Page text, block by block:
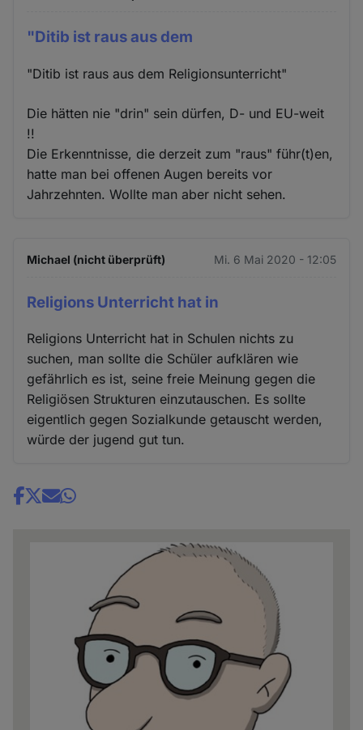
"Ditib ist raus aus dem
"Ditib ist raus aus dem Religionsunterricht"
Die hätten nie "drin" sein dürfen, D- und EU-weit
!!
Die Erkenntnisse, die derzeit zum "raus" führ(t)en,
hatte man bei offenen Augen bereits vor
Jahrzehnten. Wollte man aber nicht sehen.
Michael (nicht überprüft) Mi. 6 Mai 2020 - 12:05
Religions Unterricht hat in
Religions Unterricht hat in Schulen nichts zu
suchen, man sollte die Schüler aufklären wie
gefährlich es ist, seine freie Meinung gegen die
Religiösen Strukturen einzutauschen. Es sollte
eigentlich gegen Sozialkunde getauscht werden,
würde der jugend gut tun.
Share